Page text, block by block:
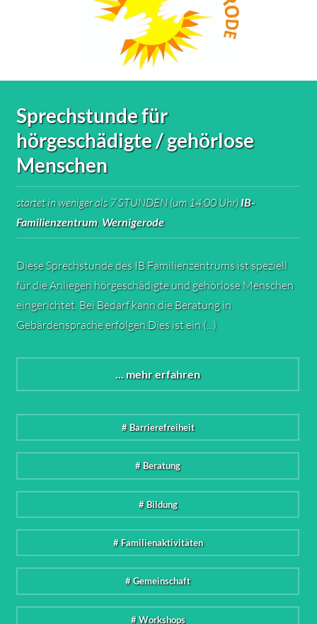
Sprechstunde für
hörgeschädigte / gehörlose
Menschen
startet in weniger als 7 STUNDEN (um 14:00 Uhr)IB-
Familienzentrum, Wernigerode
Diese Sprechstunde des IB Familienzentrums ist speziell
für die Anliegen hörgeschädigte und gehörlose Menschen
eingerichtet. Bei Bedarf kann die Beratung in
Gebärdensprache erfolgen.Dies ist ein (...)
... mehr erfahren
# Barrierefreiheit
# Beratung
# Bildung
# Familienaktivitäten
# Gemeinschaft
# Workshops